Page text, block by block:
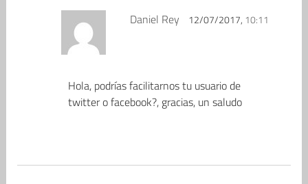
Daniel Rey 12/07/2017, 10:11
Hola, podrías facilitarnos tu usuario de
twitter o facebook?, gracias, un saludo